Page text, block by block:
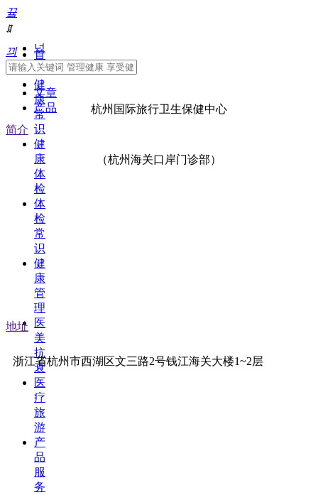
끀
ꁲ
首
页
健
康
常
识
健
康
体
检
体
检
常
识
健
康
管
理
医
美
抗
衰
医
疗
旅
游
产
品
服
务
넙
끠
文章
产品
杭州国际旅行卫生保健中心
（杭州海关口岸门诊部）
简介
地址
浙江省杭州市西湖区文三路2号钱江海关大楼1~2层